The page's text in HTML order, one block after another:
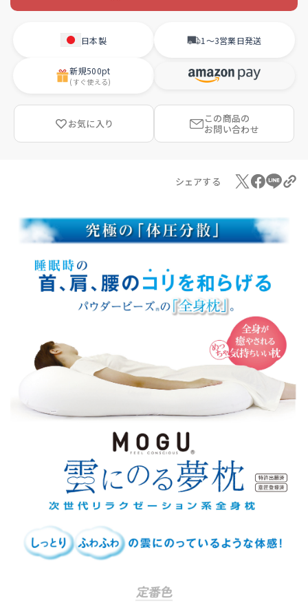
日本製 1〜3営業日発送
新規500pt
(すぐ使える)
お気に入り
この商品の
お問い合わせ
シェアする